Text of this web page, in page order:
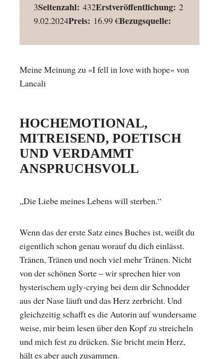
3Seitenzahl: 432Erstveröffentlichung:2
9.02.2024Preis: 16.99 €Bezugsquelle:
Meine Meinung zu »I fell in love with hope« von
Lancali
HOCHEMOTIONAL,
MITREISEND, POETISCH
UND VERDAMMT
ANSPRUCHSVOLL
„Die Liebe meines Lebens will sterben.“
Wenn das der erste Satz eines Buches ist, weißt du
eigentlich schon genau worauf du dich einlässt.
Tränen, Tränen und noch viel mehr Tränen. Nicht
von der schönen Sorte – wir sprechen hier von
hysterischem ugly-crying bei dem dir Schnodder
aus der Nase läuft und das Herz zerbricht. Und
gleichzeitig schafft es die Autorin auf wundersame
weise, mir beim lesen über den Kopf zu streicheln
und mich fest zu drücken. Sie bricht mein Herz,
hält es aber auch zusammen.